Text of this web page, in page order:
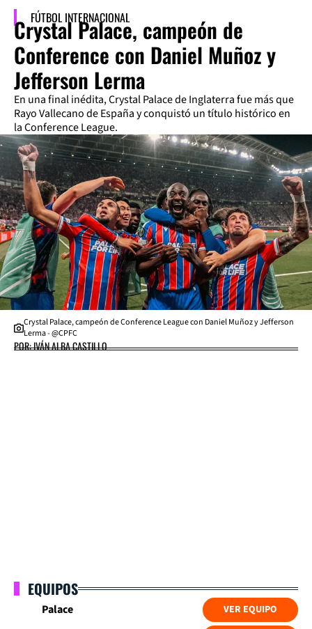
FÚTBOL INTERNACIONAL
Crystal Palace, campeón de
Conference con Daniel Muñoz y
Jefferson Lerma
En una final inédita, Crystal Palace de Inglaterra fue más que
Rayo Vallecano de España y conquistó un título histórico en
la Conference League.
Crystal Palace, campeón de Conference League con Daniel Muñoz y Jefferson
Lerma - @CPFC
POR: IVÁN ALBA CASTILLO
EQUIPOS
Palace VER EQUIPO